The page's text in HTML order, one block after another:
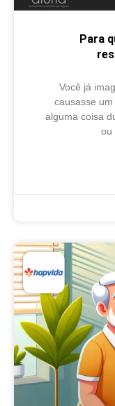
Para
Você já
causasse
alguma coisa
ou